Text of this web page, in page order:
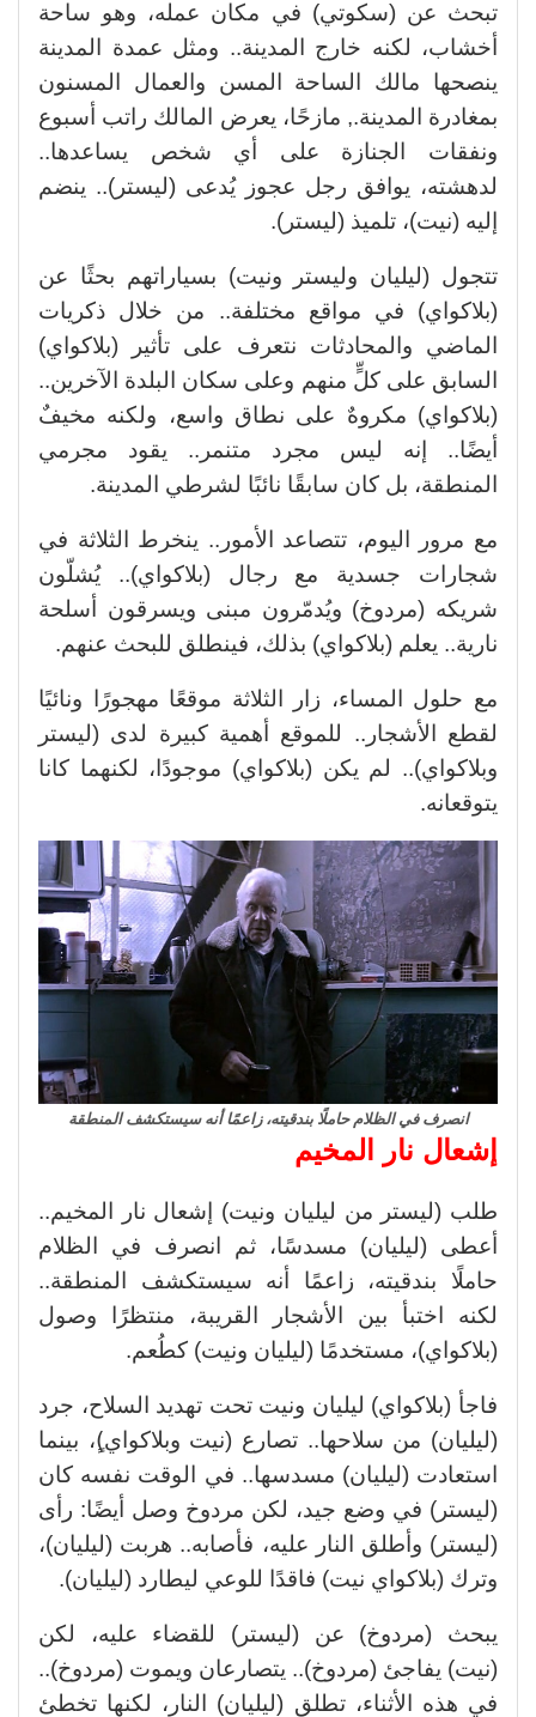
تبحث عن (سكوتي) في مكان عمله، وهو ساحة
أخشاب، لكنه خارج المدينة.. ومثل عمدة المدينة
ينصحها مالك الساحة المسن والعمال المسنون
بمغادرة المدينة., مازحًا، يعرض المالك راتب أسبوع
ونفقات الجنازة على أي شخص يساعدها..
لدهشته، يوافق رجل عجوز يُدعى (ليستر).. ينضم
إليه (نيت)، تلميذ (ليستر).
تتجول (ليليان وليستر ونيت) بسياراتهم بحثًا عن
(بلاكواي) في مواقع مختلفة.. من خلال ذكريات
الماضي والمحادثات نتعرف على تأثير (بلاكواي)
السابق على كلٍّ منهم وعلى سكان البلدة الآخرين..
(بلاكواي) مكروهٌ على نطاق واسع، ولكنه مخيفٌ
أيضًا.. إنه ليس مجرد متنمر.. يقود مجرمي
المنطقة، بل كان سابقًا نائبًا لشرطي المدينة.
مع مرور اليوم، تتصاعد الأمور.. ينخرط الثلاثة في
شجارات جسدية مع رجال (بلاكواي).. يُشلّون
شريكه (مردوخ) ويُدمّرون مبنى ويسرقون أسلحة
نارية.. يعلم (بلاكواي) بذلك، فينطلق للبحث عنهم.
مع حلول المساء، زار الثلاثة موقعًا مهجورًا ونائيًا
لقطع الأشجار.. للموقع أهمية كبيرة لدى (ليستر
وبلاكواي).. لم يكن (بلاكواي) موجودًا، لكنهما كانا
يتوقعانه.
انصرف في الظلام حاملًا بندقيته، زاعمًا أنه سيستكشف المنطقة
إشعال نار المخيم
طلب (ليستر من ليليان ونيت) إشعال نار المخيم..
أعطى (ليليان) مسدسًا، ثم انصرف في الظلام
حاملًا بندقيته، زاعمًا أنه سيستكشف المنطقة..
لكنه اختبأ بين الأشجار القريبة، منتظرًا وصول
(بلاكواي)، مستخدمًا (ليليان ونيت) كطُعم.
فاجأ (بلاكواي) ليليان ونيت تحت تهديد السلاح، جرد
(ليليان) من سلاحها.. تصارع (نيت وبلاكواي)ٍ، بينما
استعادت (ليليان) مسدسها.. في الوقت نفسه كان
(ليستر) في وضع جيد، لكن مردوخ وصل أيضًا: رأى
(ليستر) وأطلق النار عليه، فأصابه.. هربت (ليليان)،
وترك (بلاكواي نيت) فاقدًا للوعي ليطارد (ليليان).
يبحث (مردوخ) عن (ليستر) للقضاء عليه، لكن
(نيت) يفاجئ (مردوخ).. يتصارعان ويموت (مردوخ)..
في هذه الأثناء، تطلق (ليليان) النار، لكنها تخطئ